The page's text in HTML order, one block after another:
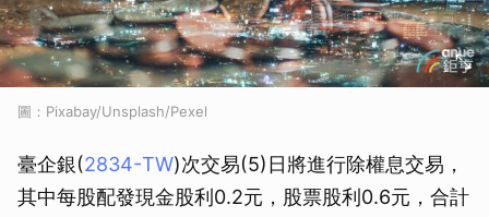
圖：Pixabay/Unsplash/Pexel
臺企銀(2834-TW)次交易(5)日將進行除權息交易，
其中每股配發現金股利0.2元，股票股利0.6元，合計